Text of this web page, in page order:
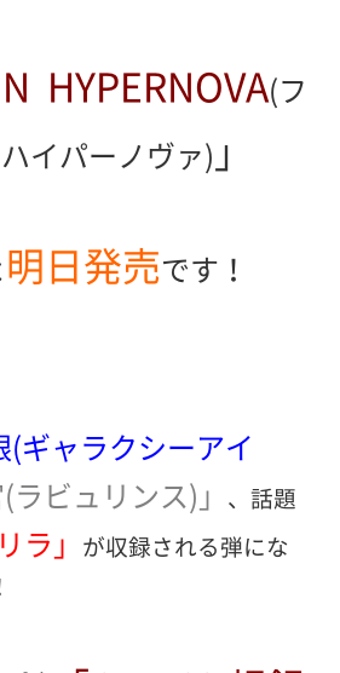
HYPERNOVA(フ
イパーノヴァ) 」
明日発売です！
(ギャラクシーアイ
(ラビュリンス)」 、話題
ラ」 が収録される弾にな